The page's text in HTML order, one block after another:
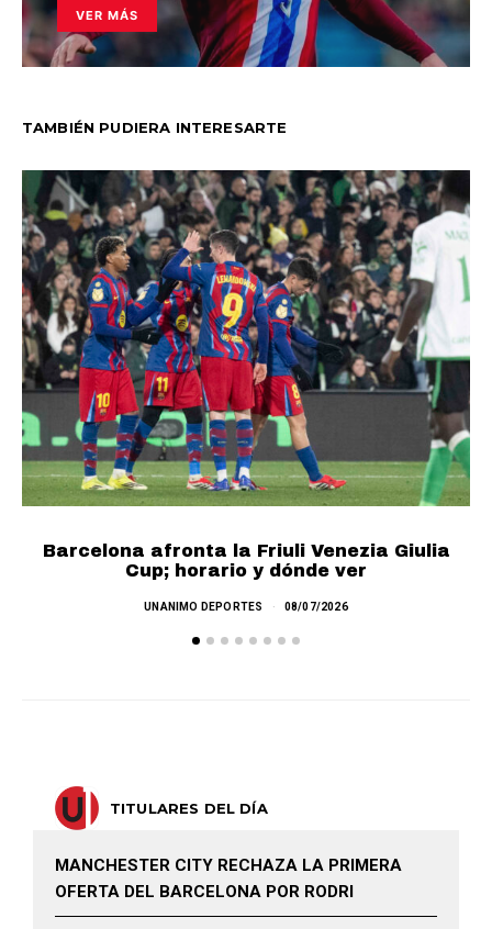
VER MÁS
TAMBIÉN PUDIERA INTERESARTE
Barcelona afronta la Friuli Venezia Giulia
Cup; horario y dónde ver
UNANIMO DEPORTES 08/07/2026
TITULARES DEL DÍA
MANCHESTER CITY RECHAZA LA PRIMERA
OFERTA DEL BARCELONA POR RODRI